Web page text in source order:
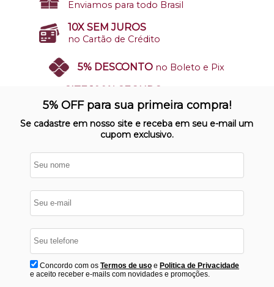
Enviamos para todo Brasil
10X SEM JUROS
no Cartão de Crédito
5% DESCONTO no Boleto e Pix
SITE 100% SEGURO
Nosso site opera em ambiente
protegido
5% OFF para sua primeira compra!
Se cadastre em nosso site e receba em seu e-mail um
cupom exclusivo.
Concordo com os Termos de usoe Politica de Privacidade
e aceito receber e-mails com novidades e promoções.